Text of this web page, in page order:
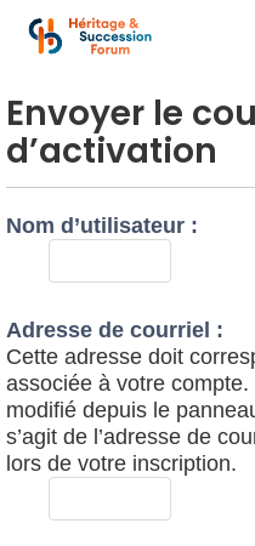
Envoyer le
d’activation
Nom d’utilisateur :
Adresse de courriel :
Cette adresse doit
associée à votre compte.
modifié depuis le
s’agit de l’adresse de
lors de votre inscription.